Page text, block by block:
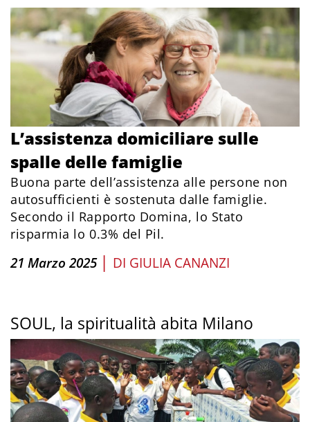
L’assistenza domiciliare sulle
spalle delle famiglie
Buona parte dell’assistenza alle persone non
autosufficienti è sostenuta dalle famiglie.
Secondo il Rapporto Domina, lo Stato
risparmia lo 0.3% del Pil.
21 Marzo 2025 | DI GIULIA CANANZI
SOUL, la spiritualità abita Milano